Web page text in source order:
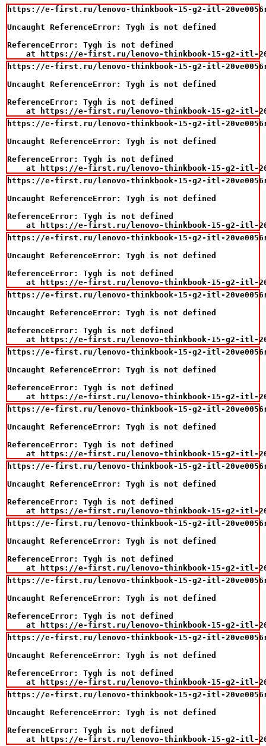
https://e-first.ru/lenovo-thinkbook-15-g2-itl-
Uncaught ReferenceError: Tygh is not defined
ReferenceError: Tygh is not defined
at https://e-first.ru/lenovo-thinkbook-15-g2-
https://e-first.ru/lenovo-thinkbook-15-g2-itl-
Uncaught ReferenceError: Tygh is not defined
ReferenceError: Tygh is not defined
at https://e-first.ru/lenovo-thinkbook-15-g2-
https://e-first.ru/lenovo-thinkbook-15-g2-itl-
Uncaught ReferenceError: Tygh is not defined
ReferenceError: Tygh is not defined
at https://e-first.ru/lenovo-thinkbook-15-g2-
https://e-first.ru/lenovo-thinkbook-15-g2-itl-
Uncaught ReferenceError: Tygh is not defined
ReferenceError: Tygh is not defined
at https://e-first.ru/lenovo-thinkbook-15-g2-
https://e-first.ru/lenovo-thinkbook-15-g2-itl-
Uncaught ReferenceError: Tygh is not defined
ReferenceError: Tygh is not defined
at https://e-first.ru/lenovo-thinkbook-15-g2-
https://e-first.ru/lenovo-thinkbook-15-g2-itl-
Uncaught ReferenceError: Tygh is not defined
ReferenceError: Tygh is not defined
at https://e-first.ru/lenovo-thinkbook-15-g2-
https://e-first.ru/lenovo-thinkbook-15-g2-itl-
Uncaught ReferenceError: Tygh is not defined
ReferenceError: Tygh is not defined
at https://e-first.ru/lenovo-thinkbook-15-g2-
https://e-first.ru/lenovo-thinkbook-15-g2-itl-
Uncaught ReferenceError: Tygh is not defined
ReferenceError: Tygh is not defined
at https://e-first.ru/lenovo-thinkbook-15-g2-
https://e-first.ru/lenovo-thinkbook-15-g2-itl-
Uncaught ReferenceError: Tygh is not defined
ReferenceError: Tygh is not defined
at https://e-first.ru/lenovo-thinkbook-15-g2-
https://e-first.ru/lenovo-thinkbook-15-g2-itl-
Uncaught ReferenceError: Tygh is not defined
ReferenceError: Tygh is not defined
at https://e-first.ru/lenovo-thinkbook-15-g2-
https://e-first.ru/lenovo-thinkbook-15-g2-itl-
Uncaught ReferenceError: Tygh is not defined
ReferenceError: Tygh is not defined
at https://e-first.ru/lenovo-thinkbook-15-g2-
https://e-first.ru/lenovo-thinkbook-15-g2-itl-
Uncaught ReferenceError: Tygh is not defined
ReferenceError: Tygh is not defined
at https://e-first.ru/lenovo-thinkbook-15-g2-
https://e-first.ru/lenovo-thinkbook-15-g2-itl-
Uncaught ReferenceError: Tygh is not defined
ReferenceError: Tygh is not defined
at https://e-first.ru/lenovo-thinkbook-15-g2-